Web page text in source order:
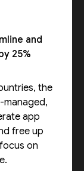
and
25%
the
managed,
app
free up
on